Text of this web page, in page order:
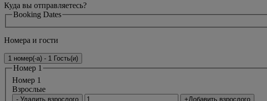
Куда вы отправляетесь?
Booking Dates
Номера и гости
1 номер(-а) - 1 Гость(и)
Номер 1
Номер 1
Bзрослые
- Удалить взрослого +Добавить взрослого